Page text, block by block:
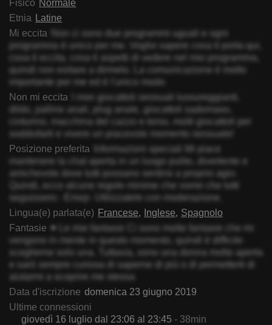
Fisico Normale
Etnia Latine
Mi eccita
Non ci sono due programmi uguali e ogni
programma è unico per me. Voglio sapere cosa ti porta qui,
cosa ti eccita, cosa ti aspetti di vedere nel mio programma,
quindi non esitare a dirmelo. La comunicazione è molto
importante per me ed è l'unico modo
Non mi eccita
I miei giocattoli sessuali lussureggianti,
dildo, palline anali, plug anale, giocattoli sadomaso,
cinturino, macchina del cazzo e torso, molti giocattoli per
soddisfarti e vivere un piacevole momento sessuale!
Posizione preferita
Informazioni speciali Mi piace
mantenere la chat aperta in un luogo pulito, divertente e
amichevole dove tutti possano sentirsi a proprio agio.
Quindi, ecco alcune regole minime che vorrei che tutti
seguissero: -Emoji- Utilizzatele con moderazione.
Lingua(e) parlata(e) Francese Inglese
Spagnolo
Fantasie ♥ Le mie fantasie Ci sono molte fantasie che mi
vengono in mente in questo momento, quindi è difficile
sceglierne solo una. Tuttavia, sono una donna molto aperta
e sarò sempre curiosa di saperne di più o di permetterti di
aiutarmi a scoprire me stessa
Data d'iscrizione domenica 23 giugno 2019
Ultime connessioni
giovedì 16 luglio dal 23:06 al 23:45 - 38min